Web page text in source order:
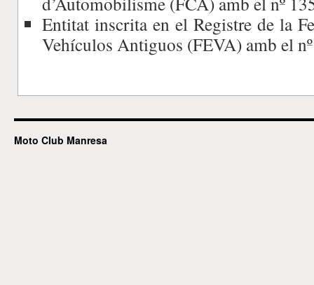
Entitat inscrita en el Registre de la
Vehículos Antiguos (FEVA) amb el
Moto Club Manresa